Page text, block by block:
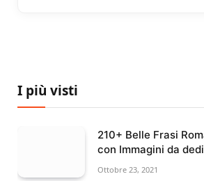
I più visti
210+ Belle Frasi
con Immagini da
Ottobre 23, 2021